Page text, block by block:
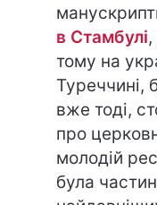
в Стамбулі
тому на
Туреччині,
вже тоді,
про
молодій
була